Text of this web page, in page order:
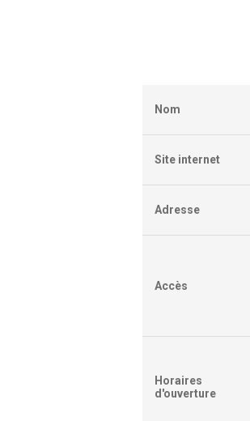
Nom
Site internet
Adresse
Accès
Horaires
d'ouverture